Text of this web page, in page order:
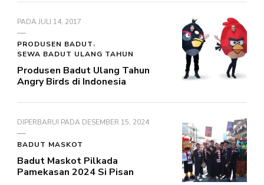
PADAJULI 14, 2017
PRODUSEN BADUT
SEWA BADUT ULANG TAHUN
Produsen Badut Ulang Tahun
Angry Birds di Indonesia
DIPERBARUI PADA DESEMBER 15, 2024
BADUT MASKOT
Badut Maskot Pilkada
Pamekasan 2024 Si Pisan